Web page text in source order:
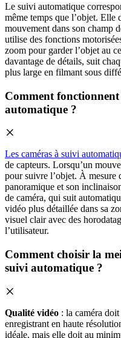
Le suivi automatique
même temps que l’objet. Elle
mouvement dans son champ
utilise des fonctions
zoom pour garder l’objet au
davantage de détails, suit
plus large en filmant sous
Comment fonctionnent
automatique ?
Les caméras à suivi
de capteurs. Lorsqu’un
pour suivre l’objet. À mesure
panoramique et son
de caméra, qui suit
vidéo plus détaillée dans sa
visuel clair avec des
l’utilisateur.
Comment choisir la
suivi automatique ?
Qualité vidéo : la caméra
enregistrant en haute
idéale, mais elle doit au